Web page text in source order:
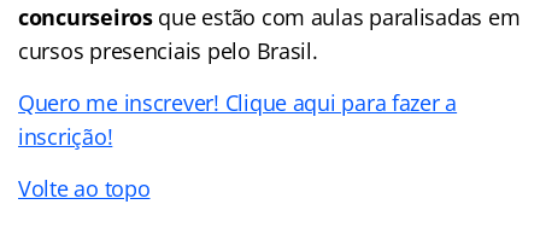
concurseirosque estão com aulas paralisadas em
cursos presenciais pelo Brasil.
Quero me inscrever! Clique aqui para fazer a
inscrição!
Volte ao topo